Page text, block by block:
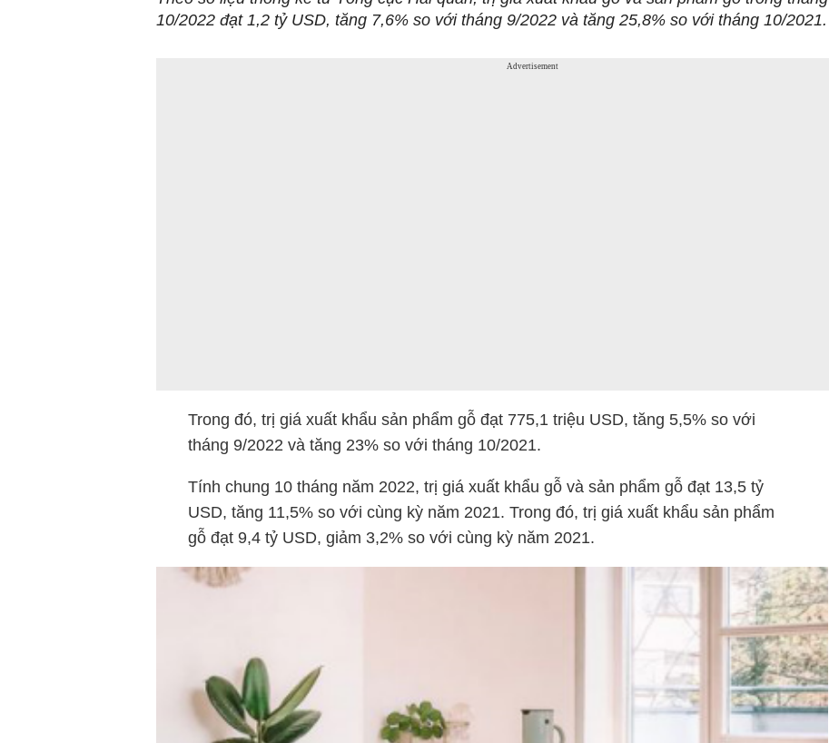
10/2022 đạt 1,2 tỷ USD, tăng 7,6% so với tháng 9/2022 và tăng 25,8% so với tháng 10/2021.
Advertisement
Trong đó, trị giá xuất khẩu sản phẩm gỗ đạt 775,1 triệu USD, tăng 5,5% so với
tháng 9/2022 và tăng 23% so với tháng 10/2021.
Tính chung 10 tháng năm 2022, trị giá xuất khẩu gỗ và sản phẩm gỗ đạt 13,5 tỷ
USD, tăng 11,5% so với cùng kỳ năm 2021. Trong đó, trị giá xuất khẩu sản phẩm
gỗ đạt 9,4 tỷ USD, giảm 3,2% so với cùng kỳ năm 2021.